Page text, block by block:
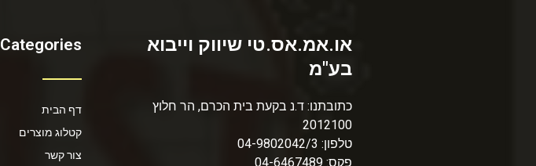
או.אמ.אס.טי שיווק וייבוא
בע"מ
כתובתנו: ד.נ בקעת בית הכרם, הר חלוץ
2012100
טלפון: 04-9802042/3
פקס: 04-6467489
Categories
דף הבית
קטלוג מוצרים
צור קשר